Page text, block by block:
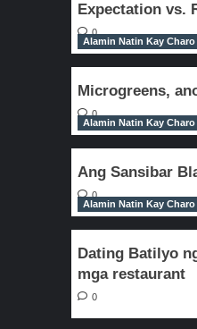
Expectation vs.
0
Alamin Natin Kay Charo
Microgreens,
0
Alamin Natin Kay Charo
Ang Sansibar
0
Alamin Natin Kay Charo
Dating Batilyo
mga restaurant
0